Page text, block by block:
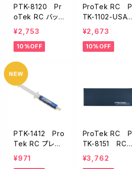
PTK-8120 Pr
oTek RC バッ
テリーセーフテ
ィーバッグ
¥2,753
10%OFF
ProTek RC P
TK-1102-USA
ProTek RC
シャーシプロテ
クター【USA/フ
¥2,673
10%OFF
PTK-1412 Pro
Tek RC プレミ
アホワイトギヤ
¥971
ProTek RC P
TK-8151 RC
ピットマット【ブ
ルー/メッシュバ
¥3,762